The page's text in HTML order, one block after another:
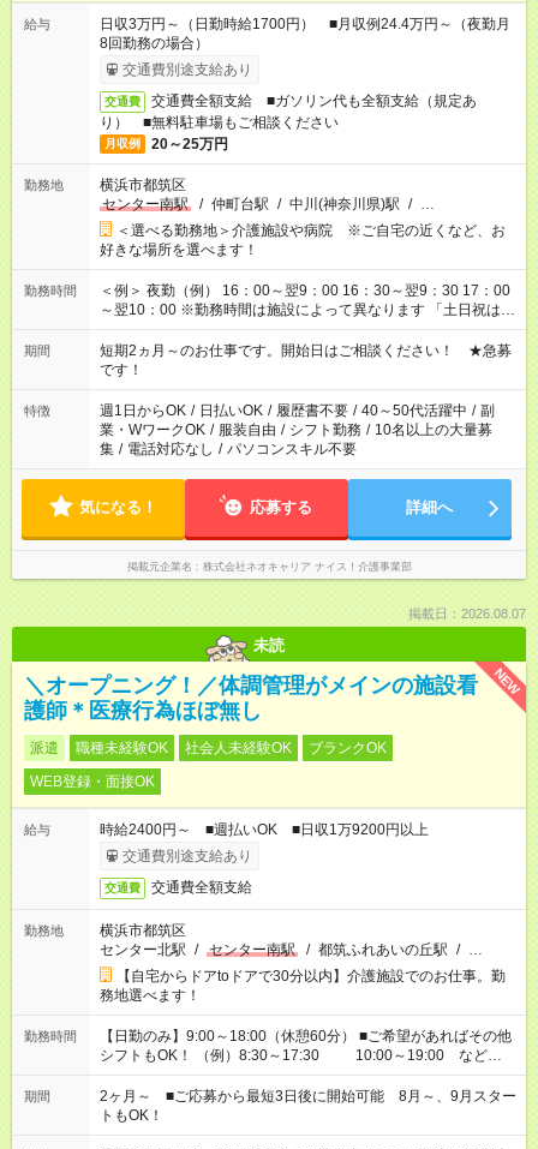
給与
日収3万円～（日勤時給1700円） ■月収例24.4万円～（夜勤月
8回勤務の場合）
交通費別途支給あり
交通費
交通費全額支給 ■ガソリン代も全額支給（規定あ
り） ■無料駐車場もご相談ください
月収例 20～25万円
勤務地
横浜市都筑区
センター南駅
/ 仲町台駅 / 中川(神奈川県)駅 / …
＜選べる勤務地＞介護施設や病院 ※ご自宅の近くなど、お
好きな場所を選べます！
勤務時間
＜例＞ 夜勤（例） 16：00～翌9：00 16：30～翌9：30 17：00
～翌10：00 ※勤務時間は施設によって異なります 「土日祝は休
みたい」 「しっかり稼ぎたい」 「もう少し遅い時間から始めた
い」など ご希望にあったお仕事をご案内いたします。 ※未経験
の方の場合は1～2ヶ月間は日中での仕事を経験いただき、 お
仕事に慣れてからの夜勤になります。 ★家庭の都合でお休みが
必要な場合も遠慮なくご相談ください。
期間
短期2ヵ月～のお仕事です。開始日はご相談ください！ ★急募
です！
特徴 週1日からOK / 日払いOK / 履歴書不要 / 40～50代活躍中 / 副
業・WワークOK / 服装自由 / シフト勤務 / 10名以上の大量募
集 / 電話対応なし / パソコンスキル不要
気になる！ 応募する 詳細へ
掲載元企業名 株式会社ネオキャリア ナイス！介護事業部
掲載日：2026.08.07
未読
NEW
＼オープニング！／体調管理がメインの施設看
護師＊医療行為ほぼ無し
派遣 職種未経験OK 社会人未経験OK
ブランクOK
WEB登録・面接OK
給与
時給2400円～ ■週払いOK ■日収1万9200円以上
交通費別途支給あり
交通費 交通費全額支給
勤務地
横浜市都筑区
センター北駅 / センター南駅 / 都筑ふれあいの丘駅 / …
【自宅からドアtoドアで30分以内】介護施設でのお仕事。勤
務地選べます！
勤務時間
【日勤のみ】9:00～18:00（休憩60分） ■ご希望があればその他
シフトもOK！ （例）8:30～17:30 10:00～19:00 など
「家族とお休みを合わせたい」 「できれば残業はしたくない」
など、あなたのご希望に沿ったお仕事をご紹介します！ ※Wワ
ーク希望の方へ 今ご覧のお仕事で希望する勤務時間と、もう1つ
のお仕事の勤務時間。 合計で週40時間を超える場合は応募でき
期間
2ヶ月～ ■ご応募から最短3日後に開始可能 8月～、9月スター
トもOK！